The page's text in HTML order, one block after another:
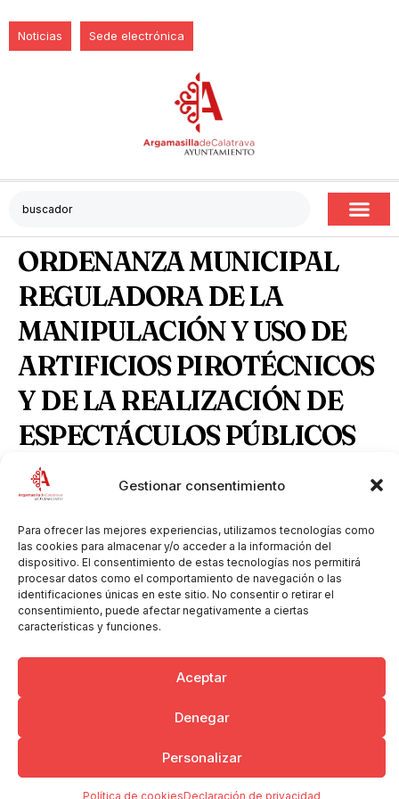
Gestionar consentimiento
Para ofrecer las mejores experiencias, utilizamos tecnologías como
las cookies para almacenar y/o acceder a la información del
dispositivo. El consentimiento de estas tecnologías nos permitirá
procesar datos como el comportamiento de navegación o las
identificaciones únicas en este sitio. No consentir o retirar el
consentimiento, puede afectar negativamente a ciertas
características y funciones.
Aceptar
Denegar
Personalizar
Política de cookiesDeclaración de privacidad
Noticias Sede electrónica
ORDENANZA MUNICIPAL
REGULADORA DE LA
MANIPULACIÓN Y USO DE
ARTIFICIOS PIROTÉCNICOS
Y DE LA REALIZACIÓN DE
ESPECTÁCULOS PÚBLICOS
DE FUEGOS ARTIFICIALES
Manipulación-y-Uso-de-Artificios-Pirotécnicos-y-
de-la-Realización-de-Espectáculos-Públicos-de-
fuegos-artificiales.pdf
Descargar
Politica de Privacidad y Aviso Legal